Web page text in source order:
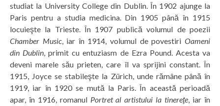
studiat la University College din Dublin. În 1902 ajunge la
Paris pentru a studia medicina. Din 1905 până în 1915
locuieşte la Trieste. În 1907 publică volumul de poezii
Chamber Music, iar în 1914, volumul de povestiri Oameni
din Dublin, primit cu entuziasm de Ezra Pound. Acesta va
deveni marele său prieten, care îl va sprijini constant. În
1915, Joyce se stabileşte la Zürich, unde rămâne până în
1919, iar în 1920 se mută la Paris. În această perioadă
apar, în 1916, romanul Portret al artistului la tinereţe, iar în